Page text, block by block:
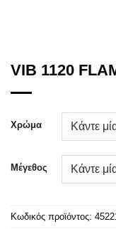
VIB 1120
Χρώμα
Μέγεθος
Κωδικός προϊόντος: